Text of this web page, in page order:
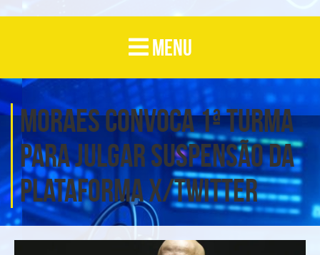
MENU
Moraes convoca 1ª Turma
para julgar suspensão da
plataforma X/Twitter